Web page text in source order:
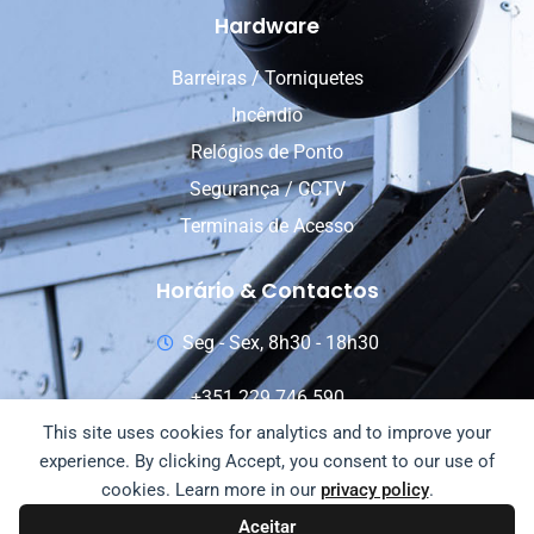
This site uses cookies for analytics and to improve your
experience. By clicking Accept, you consent to our use of
cookies. Learn more in our privacy policy.
Aceitar
Hardware
Barreiras / Torniquetes
Incêndio
Relógios de Ponto
Segurança / CCTV
Terminais de Acesso
Horário & Contactos
Seg - Sex, 8h30 - 18h30
+351 229 746 590
+351 911 789 834
info@fujiline.pt